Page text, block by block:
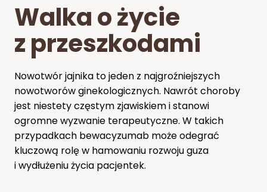
Walka o życie
z przeszkodami
Nowotwór jajnika to jeden z najgroźniejszych
nowotworów ginekologicznych. Nawrót choroby
jest niestety częstym zjawiskiem i stanowi
ogromne wyzwanie terapeutyczne. W takich
przypadkach bewacyzumab może odegrać
kluczową rolę w hamowaniu rozwoju guza
i wydłużeniu życia pacjentek.